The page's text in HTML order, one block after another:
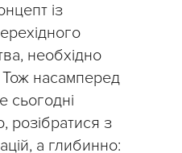
із
необхідно
Тож насамперед
сьогодні
розібратися з
а глибинно: